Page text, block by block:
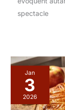
spectacle
Jan
3
2026